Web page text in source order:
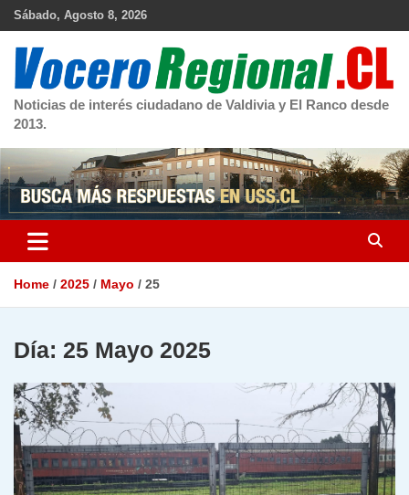
Skip
Sábado, Agosto 8, 2026
Noticias de interés ciudadano de Valdivia y El Ranco desde
2013.
Home 2025 Mayo 25
Día: 25 Mayo 2025